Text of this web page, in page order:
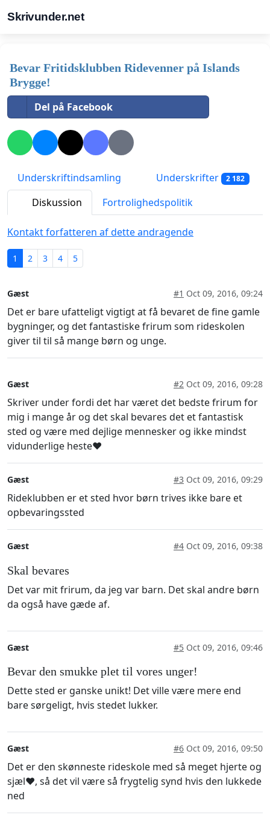
Skrivunder.net
Bevar Fritidsklubben Ridevenner på Islands
Brygge!
Del på Facebook
Underskriftindsamling Underskrifter 2 182
Diskussion Fortrolighedspolitik
Kontakt forfatteren af dette andragende
1 2 3 4 5
Gæst #1 Oct 09, 2016, 09:24
Det er bare ufatteligt vigtigt at få bevaret de fine gamle
bygninger, og det fantastiske frirum som rideskolen
giver til til så mange børn og unge.
Gæst #2 Oct 09, 2016, 09:28
Skriver under fordi det har været det bedste frirum for
mig i mange år og det skal bevares det et fantastisk
sted og være med dejlige mennesker og ikke mindst
vidunderlige heste❤️
Gæst #3 Oct 09, 2016, 09:29
Rideklubben er et sted hvor børn trives ikke bare et
opbevaringssted
Gæst #4 Oct 09, 2016, 09:38
Skal bevares
Det var mit frirum, da jeg var barn. Det skal andre børn
da også have gæde af.
Gæst #5 Oct 09, 2016, 09:46
Bevar den smukke plet til vores unger!
Dette sted er ganske unikt! Det ville være mere end
bare sørgeligt, hvis stedet lukker.
Gæst #6 Oct 09, 2016, 09:50
Det er den skønneste rideskole med så meget hjerte og
sjæl❤️, så det vil være så frygtelig synd hvis den lukkede
ned